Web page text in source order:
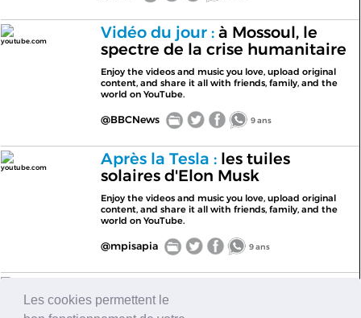
youtube.com Vidéo du jour :à Mossoul, le
spectre de la crise humanitaire
Enjoy the videos and music you love, upload original
content, and share it all with friends, family, and the
world on YouTube.
@BBCNews 9 ans
youtube.com Après la Tesla :les tuiles
solaires d'Elon Musk
Enjoy the videos and music you love, upload original
content, and share it all with friends, family, and the
world on YouTube.
@mpisapia 9 ans
youtube.com
après la collision entre deux
Les cookies permettent le